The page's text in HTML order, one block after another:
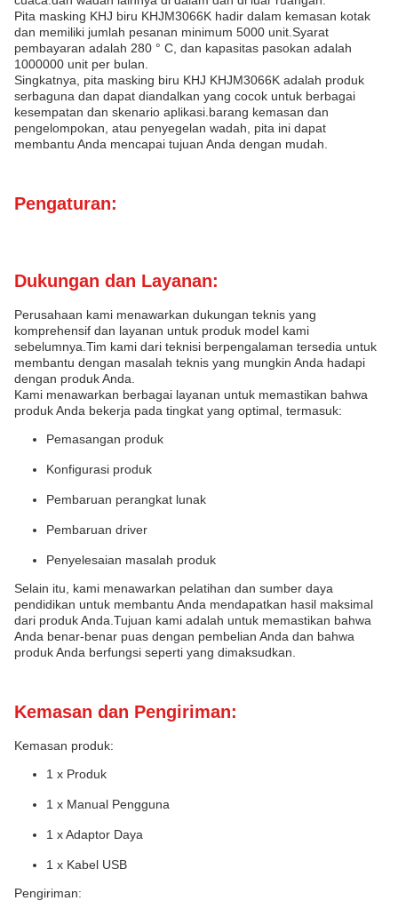
Pita masking KHJ biru KHJM3066K hadir dalam kemasan kotak
dan memiliki jumlah pesanan minimum 5000 unit.Syarat
pembayaran adalah 280 ° C, dan kapasitas pasokan adalah
1000000 unit per bulan.
Singkatnya, pita masking biru KHJ KHJM3066K adalah produk
serbaguna dan dapat diandalkan yang cocok untuk berbagai
kesempatan dan skenario aplikasi.barang kemasan dan
pengelompokan, atau penyegelan wadah, pita ini dapat
membantu Anda mencapai tujuan Anda dengan mudah.
Pengaturan:
Dukungan dan Layanan:
Perusahaan kami menawarkan dukungan teknis yang
komprehensif dan layanan untuk produk model kami
sebelumnya.Tim kami dari teknisi berpengalaman tersedia untuk
membantu dengan masalah teknis yang mungkin Anda hadapi
dengan produk Anda.
Kami menawarkan berbagai layanan untuk memastikan bahwa
produk Anda bekerja pada tingkat yang optimal, termasuk:
Pemasangan produk
Konfigurasi produk
Pembaruan perangkat lunak
Pembaruan driver
Penyelesaian masalah produk
Selain itu, kami menawarkan pelatihan dan sumber daya
pendidikan untuk membantu Anda mendapatkan hasil maksimal
dari produk Anda.Tujuan kami adalah untuk memastikan bahwa
Anda benar-benar puas dengan pembelian Anda dan bahwa
produk Anda berfungsi seperti yang dimaksudkan.
Kemasan dan Pengiriman:
Kemasan produk:
1 x Produk
1 x Manual Pengguna
1 x Adaptor Daya
1 x Kabel USB
Pengiriman: